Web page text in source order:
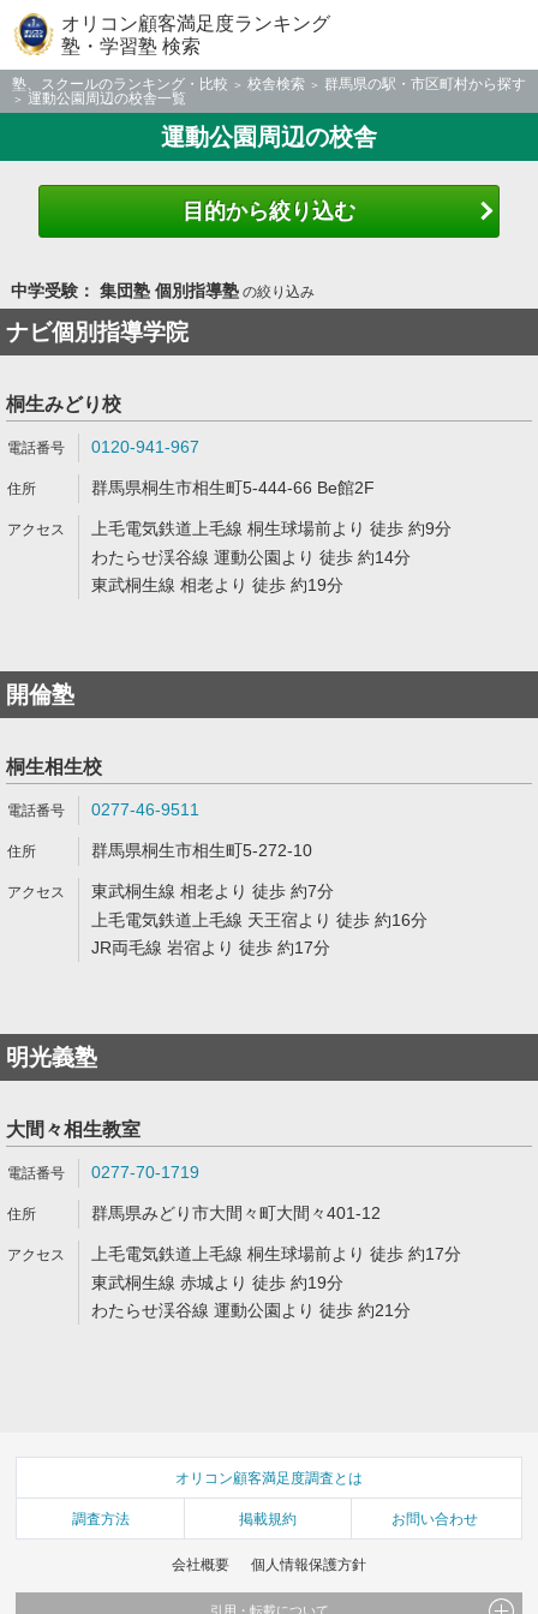
オリコン顧客満足度ランキング
塾・学習塾 検索
塾、スクールのランキング・比較 校舎検索
群馬県の駅・市区町村から探す
運動公園周辺の校舎一覧
運動公園周辺の校舎
目的から絞り込む
中学受験： 集団塾 個別指導塾の絞り込み
ナビ個別指導学院
桐生みどり校
0120-941-967
群馬県桐生市相生町5-444-66 Be館2F
上毛電気鉄道上毛線 桐生球場前より 徒歩 約9分
わたらせ渓谷線 運動公園より 徒歩 約14分
東武桐生線 相老より 徒歩 約19分
開倫塾
桐生相生校
0277-46-9511
群馬県桐生市相生町5-272-10
東武桐生線 相老より 徒歩 約7分
上毛電気鉄道上毛線 天王宿より 徒歩 約16分
JR両毛線 岩宿より 徒歩 約17分
明光義塾
大間々相生教室
0277-70-1719
群馬県みどり市大間々町大間々401-12
上毛電気鉄道上毛線 桐生球場前より 徒歩 約17分
東武桐生線 赤城より 徒歩 約19分
わたらせ渓谷線 運動公園より 徒歩 約21分
オリコン顧客満足度調査とは
調査方法 掲載規約 お問い合わせ
会社概要 個人情報保護方針
引用・転載について